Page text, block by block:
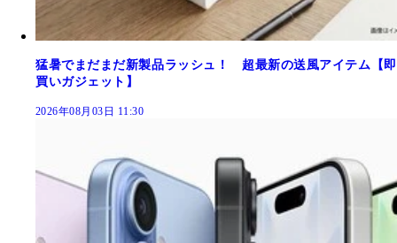
猛暑でまだまだ新製品ラッシュ！ 超最新の送風アイテム【即
買いガジェット】
2026年08月03日 11:30